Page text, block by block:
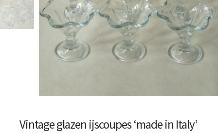
Vintage glazen ijscoupes ‘made in Italy’